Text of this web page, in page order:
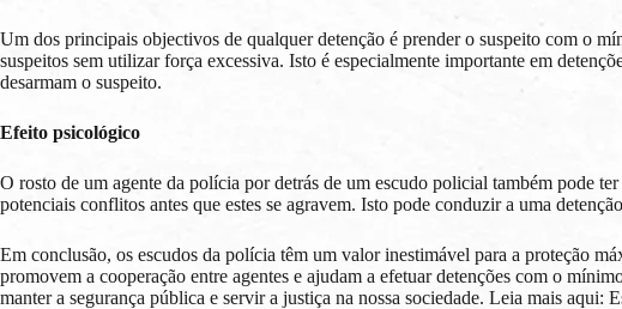
Um dos principais objectivos de qualquer detenção é prender o suspeito com o
suspeitos sem utilizar força excessiva. Isto é especialmente importante em
desarmam o suspeito.
Efeito psicológico
O rosto de um agente da polícia por detrás de um escudo policial também pode
potenciais conflitos antes que estes se agravem. Isto pode conduzir a uma
Em conclusão, os escudos da polícia têm um valor inestimável para a proteção
promovem a cooperação entre agentes e ajudam a efetuar detenções com o
manter a segurança pública e servir a justiça na nossa sociedade. Leia mais aqui: